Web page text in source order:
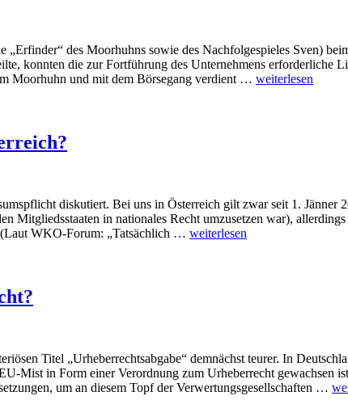
„Erfinder“ des Moorhuhns sowie des Nachfolgespieles Sven)
konnten die zur Fortführung des Unternehmens erforderliche
Moorhuhn und mit dem Börsegang verdient … weiterlesen
diskutiert. Bei uns in Österreich gilt zwar seit 1. Jänner
Mitgliedsstaaten in nationales Recht umzusetzen war),
WKO-Forum: „Tatsächlich … weiterlesen
Titel „Urheberrechtsabgabe“ demnächst teurer. In
Mist in Form einer Verordnung zum Urheberrecht gewachsen
um an diesem Topf der Verwertungsgesellschaften …